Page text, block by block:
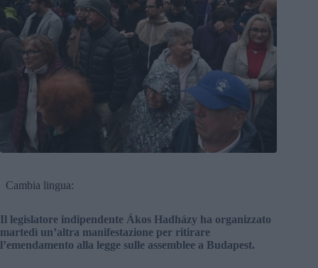
Cambia lingua:
Il legislatore indipendente Ákos Hadházy ha organizzato
martedì un’altra manifestazione per ritirare
l’emendamento alla legge sulle assemblee a Budapest.